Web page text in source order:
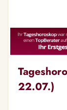
22.07.)